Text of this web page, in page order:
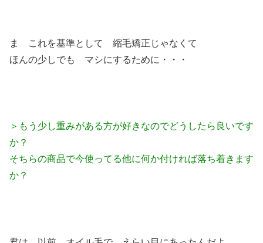
ま これを基準として 縮毛矯正じゃなくて
ほんの少しでも マシにするために・・・
＞もう少し重みがある方が好きなのでどうしたら良いです
か？
そちらの商品で今使ってる他に何か付ければ落ち着きます
か？